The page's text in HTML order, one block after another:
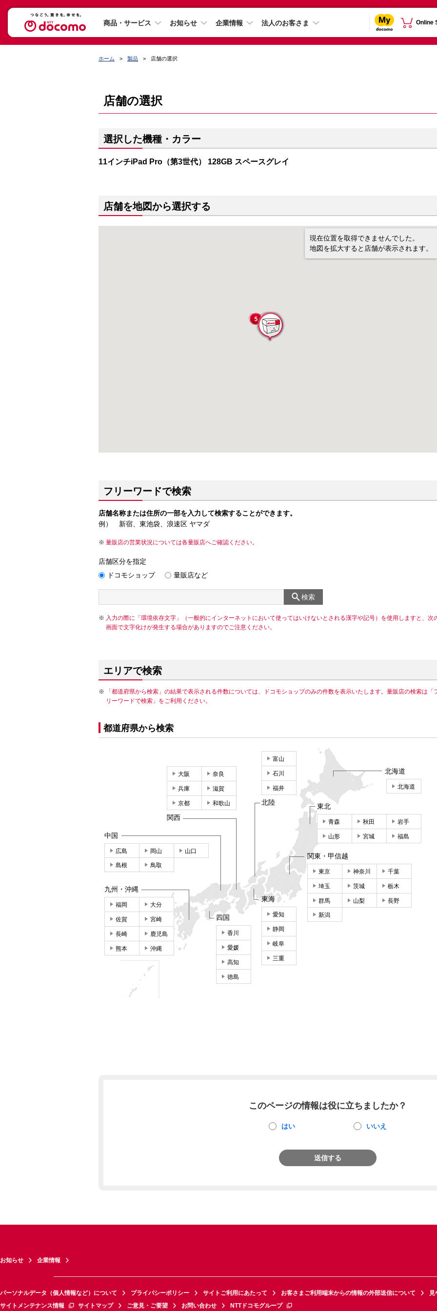
商品・サービス お知らせ 企業情報 法人のお客さま Online
ホーム 製品 店舗の選択
店舗の選択
選択した機種・カラー
11インチiPad Pro（第3世代） 128GB スペースグレイ
店舗を地図から選択する
現在位置を取得できませんでした。
地図を拡大すると店舗が表示されます。
フリーワードで検索
店舗名称または住所の一部を入力して検索することができます。
例） 新宿、東池袋、浪速区 ヤマダ
量販店の営業状況については各量販店へご確認ください。
店舗区分を指定
ドコモショップ
量販店など
検索
入力の際に「環境依存文字」（一般的にインターネットにおいて使ってはいけないとされる漢字や記号）を使用しますと、次
画面で文字化けが発生する場合がありますのでご注意ください。
エリアで検索
「都道府県から検索」の結果で表示される件数については、ドコモショップのみの件数を表示いたします。量販店の検索は「
リーワードで検索」をご利用ください。
都道府県から検索
北海道
北海道
東北
青森 秋田 岩手
山形 宮城 福島
関東・甲信越
東京 神奈川 千葉
埼玉 茨城 栃木
群馬 山梨 長野
新潟
東海
愛知
静岡
岐阜
三重
富山
石川
福井
北陸
大阪 奈良
兵庫 滋賀
京都 和歌山
関西
中国
広島 岡山 山口
島根 鳥取
四国
香川
愛媛
高知
徳島
九州・沖縄
福岡 大分
佐賀 宮崎
長崎 鹿児島
熊本 沖縄
このページの情報は役に立ちましたか？
はい いいえ
送信する
お知らせ 企業情報
パーソナルデータ（個人情報など）について プライバシーポリシー サイトご利用にあたって お客さまご利用端末からの情報の外部送信について
見
サイトメンテナンス情報
サイトマップ ご意見・ご要望 お問い合わせ NTTドコモグループ